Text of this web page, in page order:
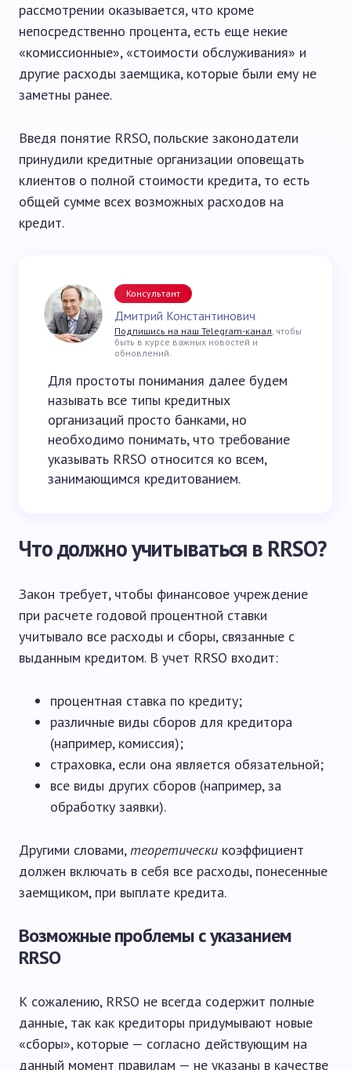
рассмотрении оказывается, что кроме
непосредственно процента, есть еще некие
«комиссионные», «стоимости обслуживания» и
другие расходы заемщика, которые были ему не
заметны ранее.
Введя понятие RRSO, польские законодатели
принудили кредитные организации оповещать
клиентов о полной стоимости кредита, то есть
общей сумме всех возможных расходов на
кредит.
Консультант
Дмитрий Константинович
Подпишись на наш Telegram-канал, чтобы
быть в курсе важных новостей и
обновлений.
Для простоты понимания далее будем
называть все типы кредитных
организаций просто банками, но
необходимо понимать, что требование
указывать RRSO относится ко всем,
занимающимся кредитованием.
Что должно учитываться в RRSO?
Закон требует, чтобы финансовое учреждение
при расчете годовой процентной ставки
учитывало все расходы и сборы, связанные с
выданным кредитом. В учет RRSO входит:
процентная ставка по кредиту;
различные виды сборов для кредитора
(например, комиссия);
страховка, если она является обязательной;
все виды других сборов (например, за
обработку заявки).
Другими словами,теоретически коэффициент
должен включать в себя все расходы, понесенные
заемщиком, при выплате кредита.
Возможные проблемы с указанием
RRSO
К сожалению, RRSO не всегда содержит полные
данные, так как кредиторы придумывают новые
«сборы», которые — согласно действующим на
данный момент правилам — не указаны в качестве